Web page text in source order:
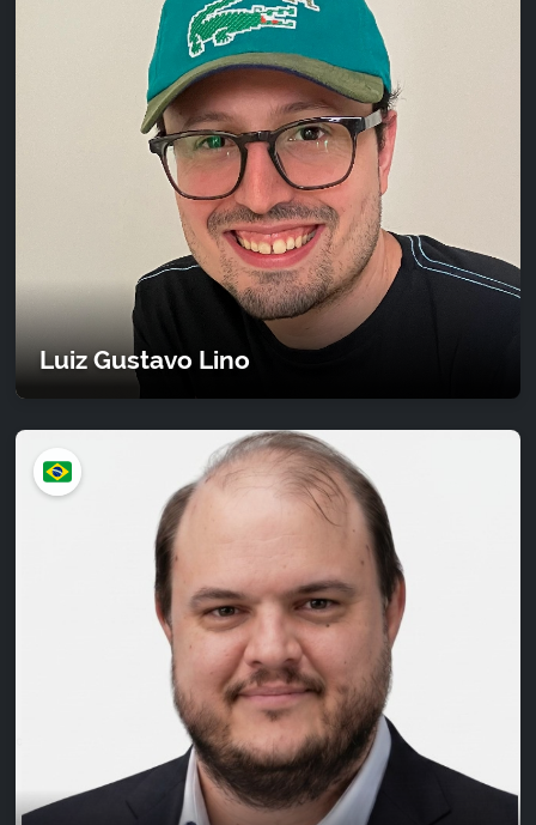
Luiz Gustavo Lino